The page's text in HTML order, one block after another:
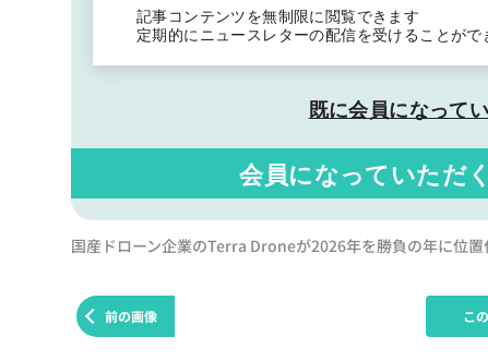
記事コンテンツを無制限に閲覧できます
定期的にニュースレターの配信を受けることがで
既に会員になって
会員になっていただ
国産ドローン企業のTerra Droneが2026年を勝負の年に位置
前の画像 こ